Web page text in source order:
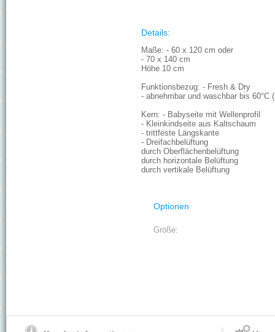
Details:
Maße: - 60 x 120 cm oder
- 70 x 140 cm
Höhe 10 cm
Funktionsbezug: - Fresh & Dry
- abnehmbar und waschbar bis 60°C
Kern: - Babyseite mit Wellenprofil
- Kleinkindseite aus Kaltschaum
- trittfeste Längskante
- Dreifachbelüftung
durch Oberflächenbelüftung
durch horizontale Belüftung
durch vertikale Belüftung
Optionen
Größe: